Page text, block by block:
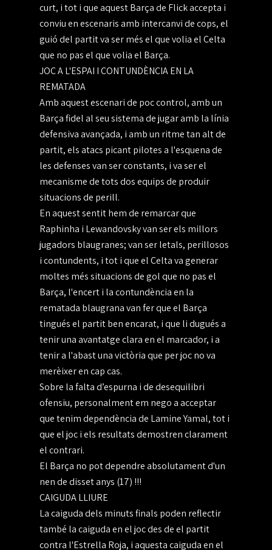
curt, i tot i que aquest Barça de Flick accepta i
conviu en escenaris amb intercanvi de cops, el
guió del partit va ser més el que volia el Celta
que no pas el que volia el Barça.
JOC A L'ESPAI I CONTUNDÈNCIA EN LA
REMATADA
Amb aquest escenari de poc control, amb un
Barça fidel al seu sistema de jugar amb la línia
defensiva avançada, i amb un ritme tan alt de
partit, els atacs picant pilotes a l'esquena de
les defenses van ser constants, i va ser el
mecanisme de tots dos equips de produir
situacions de perill.
En aquest sentit hem de remarcar que
Raphinha i Lewandovsky van ser els millors
jugadors blaugranes; van ser letals, perillosos
i contundents, i tot i que el Celta va generar
moltes més situacions de gol que no pas el
Barça, l'encert i la contundència en la
rematada blaugrana van fer que el Barça
tingués el partit ben encarat, i que li dugués a
tenir una avantatge clara en el marcador, i a
tenir a l'abast una victòria que per joc no va
merèixer en cap cas.
Sobre la falta d’espurna i de desequilibri
ofensiu, personalment em nego a acceptar
que tenim dependència de Lamine Yamal, tot i
que el joc i els resultats demostren clarament
el contrari.
El Barça no pot dependre absolutament d'un
nen de disset anys (17) !!!
CAIGUDA LLIURE
La caiguda dels minuts finals poden reflectir
també la caiguda en el joc des de el partit
contra l'Estrella Roja, i aquesta caiguda en el